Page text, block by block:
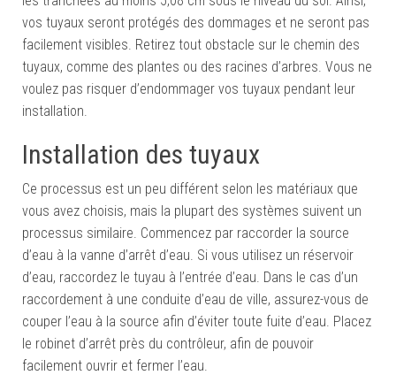
vos tuyaux seront protégés des dommages et ne seront pas
facilement visibles. Retirez tout obstacle sur le chemin des
tuyaux, comme des plantes ou des racines d’arbres. Vous ne
voulez pas risquer d’endommager vos tuyaux pendant leur
installation.
Installation des tuyaux
Ce processus est un peu différent selon les matériaux que
vous avez choisis, mais la plupart des systèmes suivent un
processus similaire. Commencez par raccorder la source
d’eau à la vanne d’arrêt d’eau. Si vous utilisez un réservoir
d’eau, raccordez le tuyau à l’entrée d’eau. Dans le cas d’un
raccordement à une conduite d’eau de ville, assurez-vous de
couper l’eau à la source afin d’éviter toute fuite d’eau. Placez
le robinet d’arrêt près du contrôleur, afin de pouvoir
facilement ouvrir et fermer l’eau.